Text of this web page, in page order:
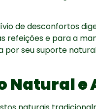
de desconfortos
refeições e para a
por seu suporte
Natural e